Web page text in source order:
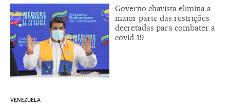
Governo chavista elimina a
maior parte das restrições
decretadas para combater a
covid-19
VENEZUELA